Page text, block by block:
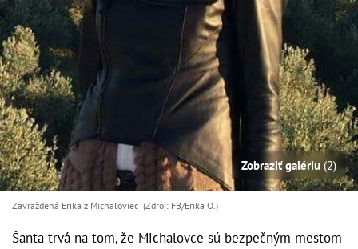
Zobraziť galériu (2)
Zavraždená Erika z Michaloviec (Zdroj: FB/Erika O.)
Šanta trvá na tom, že Michalovce sú bezpečným mestom